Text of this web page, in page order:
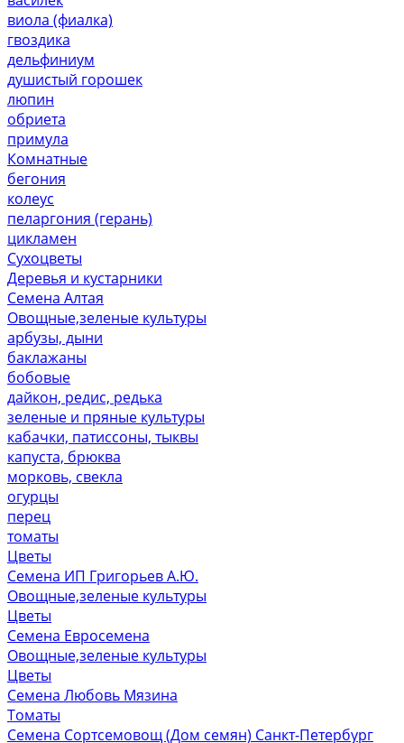
виола (фиалка)
гвоздика
дельфиниум
душистый горошек
люпин
обриета
примула
Комнатные
бегония
колеус
пеларгония (герань)
цикламен
Сухоцветы
Деревья и кустарники
Семена Алтая
Овощные,зеленые культуры
арбузы, дыни
баклажаны
бобовые
дайкон, редис, редька
зеленые и пряные культуры
кабачки, патиссоны, тыквы
капуста, брюква
морковь, свекла
огурцы
перец
томаты
Цветы
Семена ИП Григорьев А.Ю.
Овощные,зеленые культуры
Цветы
Семена Евросемена
Овощные,зеленые культуры
Цветы
Семена Любовь Мязина
Томаты
Семена Сортсемовощ (Дом семян) Санкт-Петербург